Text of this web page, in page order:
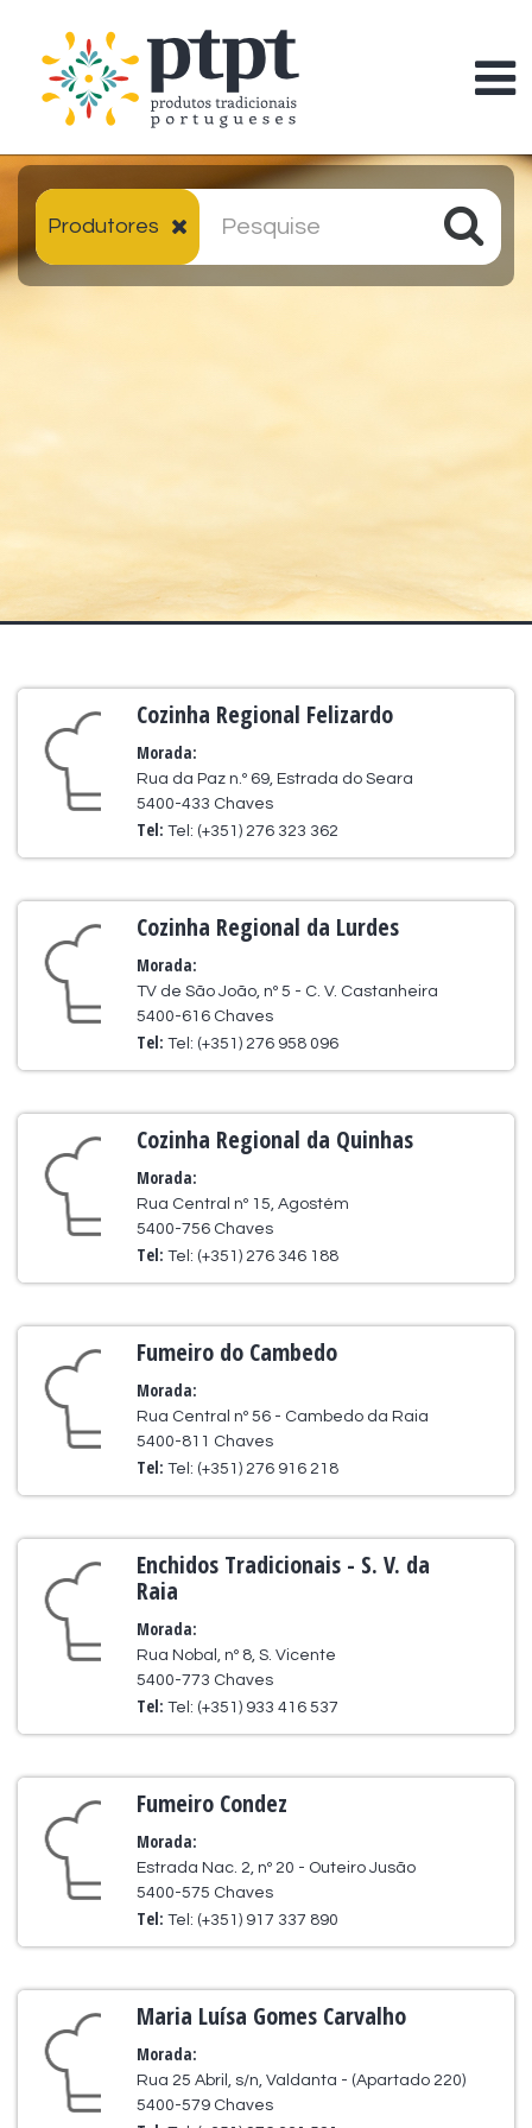
Produtores
Cozinha Regional Felizardo
Morada:
Rua da Paz n.º 69, Estrada do Seara
5400-433 Chaves
Tel:Tel: (+351) 276 323 362
Cozinha Regional da Lurdes
Morada:
TV de São João, nº 5 - C. V. Castanheira
5400-616 Chaves
Tel:Tel: (+351) 276 958 096
Cozinha Regional da Quinhas
Morada:
Rua Central nº 15, Agostém
5400-756 Chaves
Tel:Tel: (+351) 276 346 188
Fumeiro do Cambedo
Morada:
Rua Central nº 56 - Cambedo da Raia
5400-811 Chaves
Tel:Tel: (+351) 276 916 218
Enchidos Tradicionais - S. V. da
Raia
Morada:
Rua Nobal, nº 8, S. Vicente
5400-773 Chaves
Tel:Tel: (+351) 933 416 537
Fumeiro Condez
Morada:
Estrada Nac. 2, nº 20 - Outeiro Jusão
5400-575 Chaves
Tel:Tel: (+351) 917 337 890
Maria Luísa Gomes Carvalho
Morada:
Rua 25 Abril, s/n, Valdanta - (Apartado 220)
5400-579 Chaves